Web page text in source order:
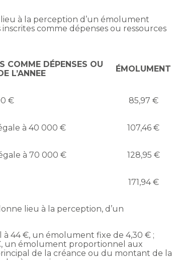
à la perception d’un émolument
comme dépenses ou ressources
COMME DÉPENSES OU
L’ANNEE
ÉMOLUMENT
€ 85,97 €
à 40 000 € 107,46 €
à 70 000 € 128,95 €
171,94 €
lieu à la perception, d’un
44 €, un émolument fixe de 4,30 € ;
un émolument proportionnel aux
de la créance ou du montant de la